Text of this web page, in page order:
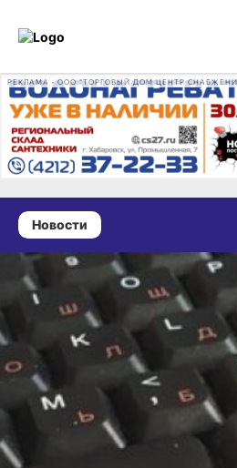
Новости
15 декабря 2024 г., 18:00
Почти
миллиард
рублей
отдали
мошенникам
жители
Хабаровского
АВТОР